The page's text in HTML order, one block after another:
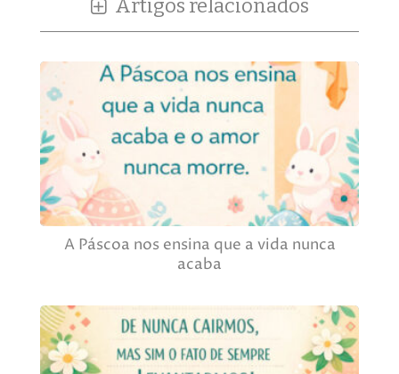
Artigos relacionados
A Páscoa nos ensina que a vida nunca
acaba